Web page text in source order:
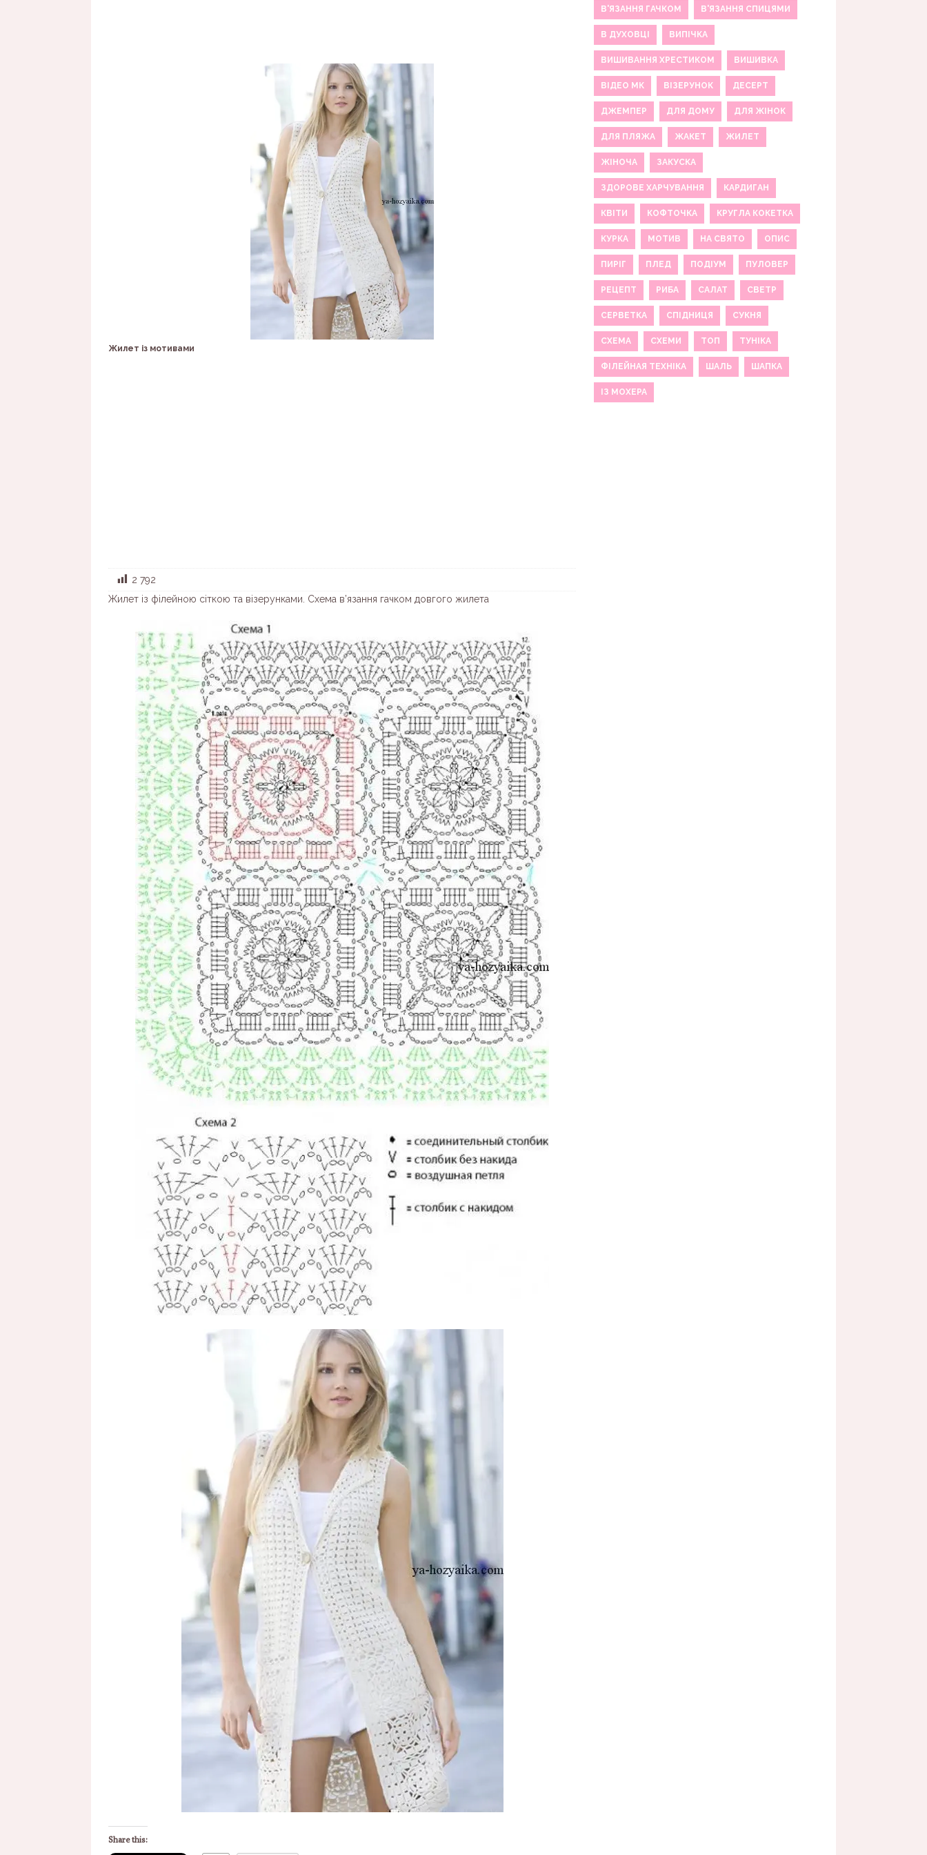
Жилет із мотивами
2 792
Жилет із філейною сіткою та візерунками. Схема в’язання гачком довгого жилета
Share this:
В'ЯЗАННЯ ГАЧКОМ В'ЯЗАННЯ СПИЦЯМИ
В ДУХОВЦІ ВИПІЧКА
ВИШИВАННЯ ХРЕСТИКОМ ВИШИВКА
ВІДЕО МК ВІЗЕРУНОК ДЕСЕРТ
ДЖЕМПЕР ДЛЯ ДОМУ ДЛЯ ЖІНОК
ДЛЯ ПЛЯЖА ЖАКЕТ ЖИЛЕТ
ЖІНОЧА ЗАКУСКА
ЗДОРОВЕ ХАРЧУВАННЯ КАРДИГАН
КВІТИ КОФТОЧКА КРУГЛА КОКЕТКА
КУРКА МОТИВ НА СВЯТО ОПИС
ПИРІГ ПЛЕД ПОДІУМ ПУЛОВЕР
РЕЦЕПТ РИБА САЛАТ СВЕТР
СЕРВЕТКА СПІДНИЦЯ СУКНЯ
СХЕМА СХЕМИ ТОП ТУНІКА
ФІЛЕЙНАЯ ТЕХНІКА ШАЛЬ ШАПКА
ІЗ МОХЕРА